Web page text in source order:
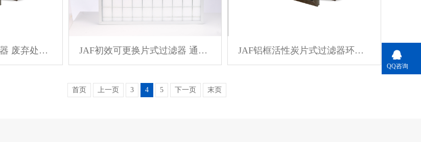
JAF活性炭片式过滤器 废弃处理行业 JAF初效可更换片式过滤器 通风口 JAF铝框活性炭片式过滤器环保新能源行业使用
首页 上一页 3 4 5 下一页 末页
QQ咨询